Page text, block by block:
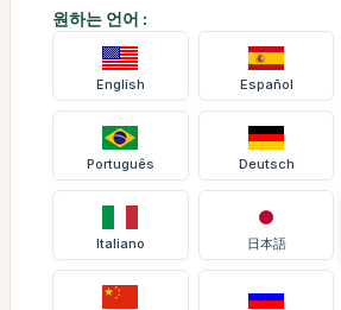
원하는 언어 :
English Español
Português Deutsch
Italiano 日本語